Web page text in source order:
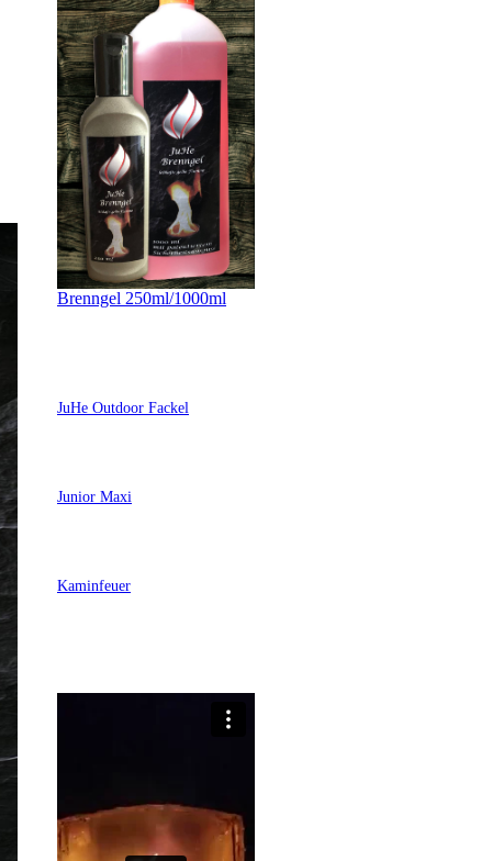
Brenngel 250ml/1000ml
JuHe Outdoor Fackel
Junior Maxi
Kaminfeuer